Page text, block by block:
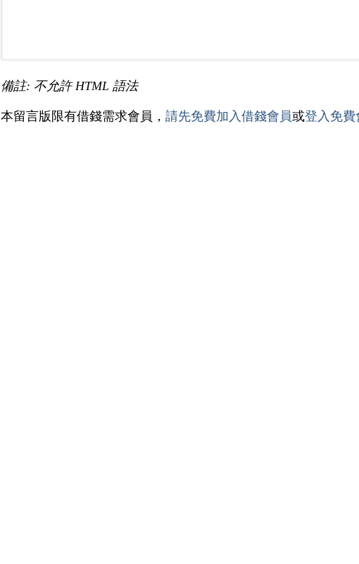
備註: 不允許 HTML 語法
本留言版限有借錢需求會員， 請先免費加入借錢會員或登入免費